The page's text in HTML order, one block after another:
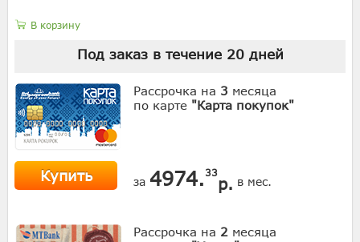
В корзину
Под заказ в течение 20дней
Рассрочка на 3 месяца
по карте "Карта покупок"
Купить за 4974. 33
р. в мес.
Рассрочка на 2 месяца